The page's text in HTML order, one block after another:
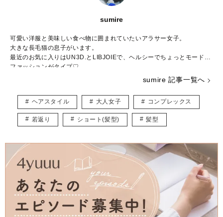
sumire
可愛い洋服と美味しい食べ物に囲まれていたいアラサー女子。
大きな長毛猫の息子がいます。
最近のお気に入りはUN3D.とLIBJOIEで、ヘルシーでちょっとモードな
ファッションがタイプ♡
普段はWEBライター兼パーソナルスタイリストとして活動中。
取り入れたコーデ術を日々研究・発信しています。
★インスタ
https://www.instagram.com/_sumirey__/
★ブログ
sumire 記事一覧へ
ヘアスタイル 大人女子 コンプレックス
若返り ショート(髪型) 髪型